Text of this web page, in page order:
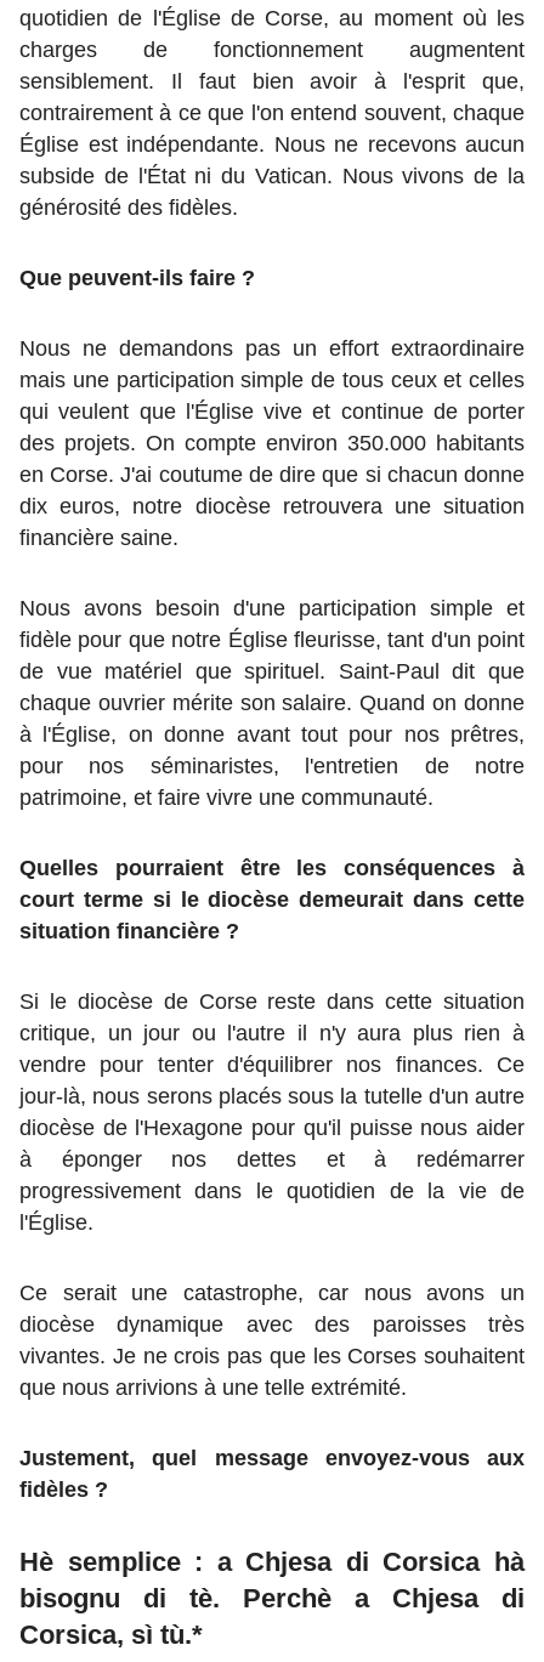
quotidien de l'Église de Corse, au moment où les
charges de fonctionnement augmentent
sensiblement. Il faut bien avoir à l'esprit que,
contrairement à ce que l'on entend souvent, chaque
Église est indépendante. Nous ne recevons aucun
subside de l'État ni du Vatican. Nous vivons de la
générosité des fidèles.
Que peuvent-ils faire ?
Nous ne demandons pas un effort extraordinaire
mais une participation simple de tous ceux et celles
qui veulent que l'Église vive et continue de porter
des projets. On compte environ 350.000 habitants
en Corse. J'ai coutume de dire que si chacun donne
dix euros, notre diocèse retrouvera une situation
financière saine.
Nous avons besoin d'une participation simple et
fidèle pour que notre Église fleurisse, tant d'un point
de vue matériel que spirituel. Saint-Paul dit que
chaque ouvrier mérite son salaire. Quand on donne
à l'Église, on donne avant tout pour nos prêtres,
pour nos séminaristes, l'entretien de notre
patrimoine, et faire vivre une communauté.
Quelles pourraient être les conséquences à
court terme si le diocèse demeurait dans cette
situation financière ?
Si le diocèse de Corse reste dans cette situation
critique, un jour ou l'autre il n'y aura plus rien à
vendre pour tenter d'équilibrer nos finances. Ce
jour-là, nous serons placés sous la tutelle d'un autre
diocèse de l'Hexagone pour qu'il puisse nous aider
à éponger nos dettes et à redémarrer
progressivement dans le quotidien de la vie de
l'Église.
Ce serait une catastrophe, car nous avons un
diocèse dynamique avec des paroisses très
vivantes. Je ne crois pas que les Corses souhaitent
que nous arrivions à une telle extrémité.
Justement, quel message envoyez-vous aux
fidèles ?
Hè semplice : a Chjesa di Corsica hà
bisognu di tè. Perchè a Chjesa di
Corsica, sì tù.*